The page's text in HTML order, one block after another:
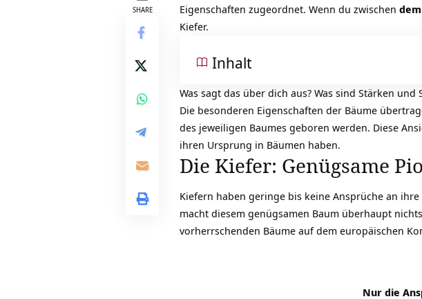
SHARE
Eigenschaften zugeordnet. Wenn du zwischen
Kiefer.
Inhalt
Was sagt das über dich aus? Was sind Stärken
Die besonderen Eigenschaften der Bäume
des jeweiligen Baumes geboren werden. Diese
ihren Ursprung in Bäumen haben.
Die Kiefer: Genügsame
Kiefern haben geringe bis keine Ansprüche an
macht diesem genügsamen Baum überhaupt
vorherrschenden Bäume auf dem europäischen
Nur die